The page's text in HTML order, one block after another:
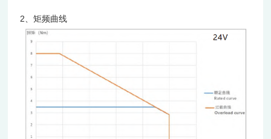
2、矩频曲线